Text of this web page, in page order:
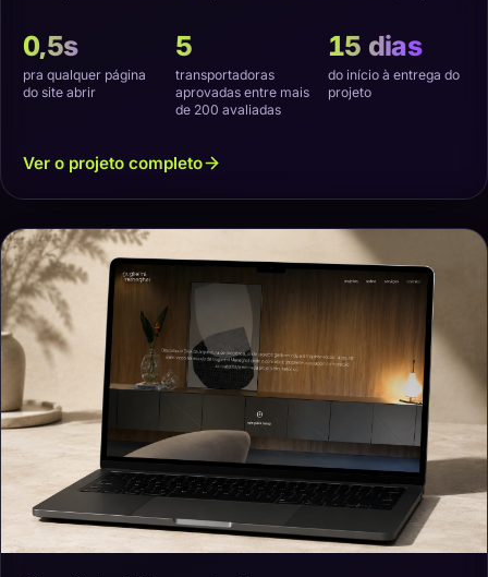
0,5s
pra qualquer página
do site abrir
5
transportadoras
aprovadas entre mais
de 200 avaliadas
15 dias
do início à entrega do
projeto
Ver o projeto completo